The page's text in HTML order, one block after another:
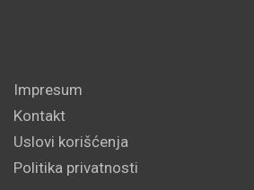
Impresum
Kontakt
Uslovi korišćenja
Politika privatnosti